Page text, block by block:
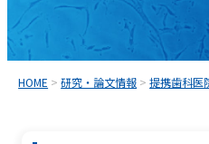
ッ
プ
HOME >研究・論文情報 >提携歯科医